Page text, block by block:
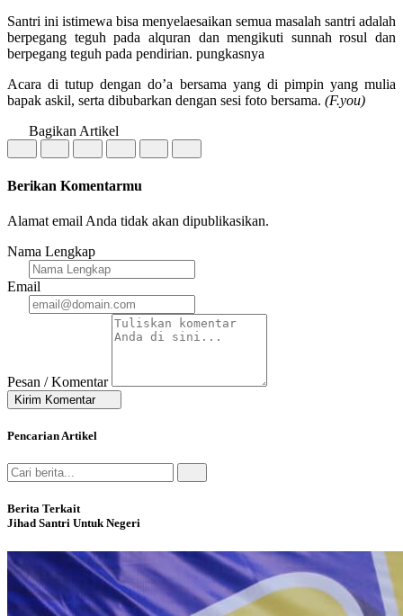
Santri ini istimewa bisa menyelaesaikan semua masalah santri adalah
berpegang teguh pada alquran dan mengikuti sunnah rosul dan
berpegang teguh pada pendirian. pungkasnya
Acara di tutup dengan do’a bersama yang di pimpin yang mulia
bapak askil, serta dibubarkan dengan sesi foto bersama. (F.you)
Bagikan Artikel
Berikan Komentarmu
Alamat email Anda tidak akan dipublikasikan.
Nama Lengkap
Email
Pesan / Komentar
Kirim Komentar
Pencarian Artikel
Berita Terkait
Jihad Santri Untuk Negeri